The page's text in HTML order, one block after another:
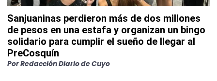
Sanjuaninas perdieron más de dos millones
de pesos en una estafa y organizan un bingo
solidario para cumplir el sueño de llegar al
PreCosquín
PorRedacción Diario de Cuyo